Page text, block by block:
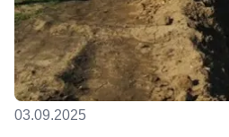
03.09.2025